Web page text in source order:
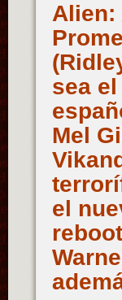
Alien:
sea
Mel
el